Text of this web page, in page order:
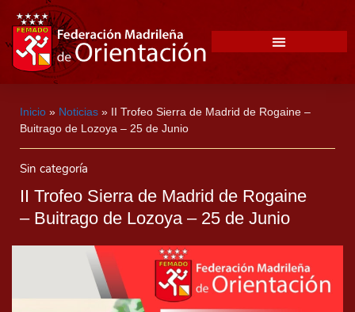
Inicio » Noticias » II Trofeo Sierra de Madrid de Rogaine –
Buitrago de Lozoya – 25 de Junio
Sin categoría
II Trofeo Sierra de Madrid de Rogaine
– Buitrago de Lozoya – 25 de Junio